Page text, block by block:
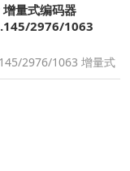
量式编码器
2976/1063
2976/1063 增量式
品牌基础信息品牌：